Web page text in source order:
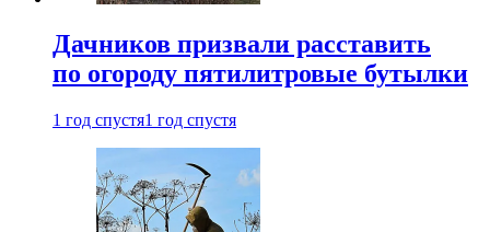
Дачников призвали расставить
по огороду пятилитровые бутылки
1 год спустя1 год спустя